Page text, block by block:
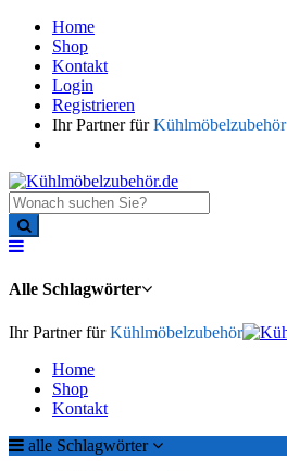
Home
Shop
Kontakt
Login
Registrieren
Ihr Partner fürKühlmöbelzubehör
Alle Schlagwörter
Ihr Partner fürKühlmöbelzubehör
Home
Shop
Kontakt
alle Schlagwörter